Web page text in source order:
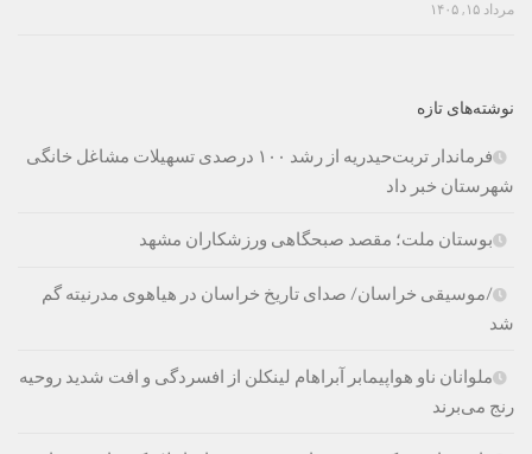
مرداد ۱۵, ۱۴۰۵
نوشته‌های تازه
فرماندار تربت‌حیدریه از رشد ۱۰۰ درصدی تسهیلات مشاغل خانگی
شهرستان خبر داد
بوستان ملت؛ مقصد صبحگاهی ورزشکاران مشهد
/موسیقی خراسان/ صدای تاریخ خراسان در هیاهوی مدرنیته گم
شد
ملوانان ناو هواپیمابر آبراهام لینکلن از افسردگی و افت شدید روحیه
رنج می‌برند